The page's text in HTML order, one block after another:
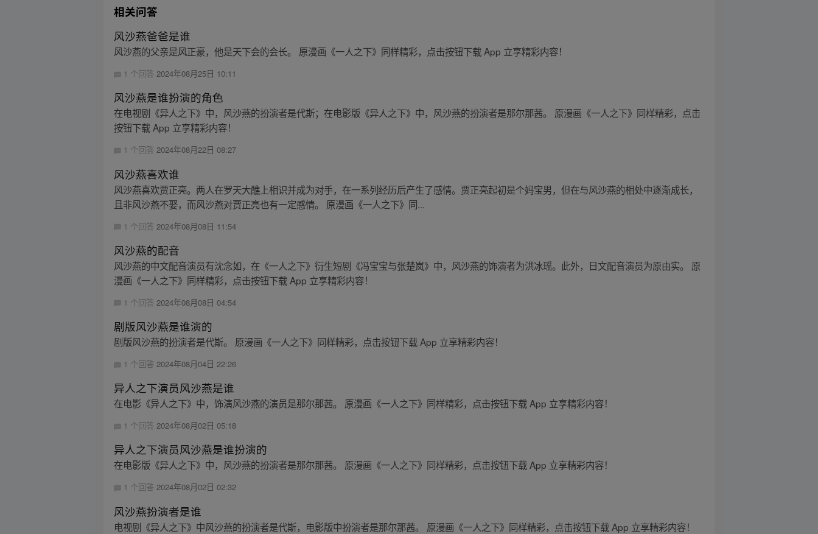
相关问答
风沙燕爸爸是谁
风沙燕的父亲是风正豪，他是天下会的会长。 原漫画《一人之下》同样精彩，点击按钮下载 App 立享精彩内容！
1 个回答2024年08月25日 10:11
风沙燕是谁扮演的角色
在电视剧《异人之下》中，风沙燕的扮演者是代斯；在电影版《异人之下》中，风沙燕的扮演者是那尔那茜。 原漫画《一人之下》同样精彩，点击
按钮下载 App 立享精彩内容！
1 个回答2024年08月22日 08:27
风沙燕喜欢谁
风沙燕喜欢贾正亮。两人在罗天大醮上相识并成为对手，在一系列经历后产生了感情。贾正亮起初是个妈宝男，但在与风沙燕的相处中逐渐成长，
且非风沙燕不娶，而风沙燕对贾正亮也有一定感情。 原漫画《一人之下》同...
1 个回答 2024年08月08日 11:54
风沙燕的配音
风沙燕的中文配音演员有沈念如，在《一人之下》衍生短剧《冯宝宝与张楚岚》中，风沙燕的饰演者为洪冰瑶。此外，日文配音演员为原由实。 原
漫画《一人之下》同样精彩，点击按钮下载 App 立享精彩内容！
1 个回答 2024年08月08日 04:54
剧版风沙燕是谁演的
剧版风沙燕的扮演者是代斯。 原漫画《一人之下》同样精彩，点击按钮下载 App 立享精彩内容！
1 个回答2024年08月04日 22:26
异人之下演员风沙燕是谁
在电影《异人之下》中，饰演风沙燕的演员是那尔那茜。 原漫画《一人之下》同样精彩，点击按钮下载 App 立享精彩内容！
1 个回答2024年08月02日 05:18
异人之下演员风沙燕是谁扮演的
在电影版《异人之下》中，风沙燕的扮演者是那尔那茜。 原漫画《一人之下》同样精彩，点击按钮下载 App 立享精彩内容！
1 个回答2024年08月02日 02:32
风沙燕扮演者是谁
电视剧《异人之下》中风沙燕的扮演者是代斯，电影版中扮演者是那尔那茜。 原漫画《一人之下》同样精彩，点击按钮下载 App 立享精彩内容！